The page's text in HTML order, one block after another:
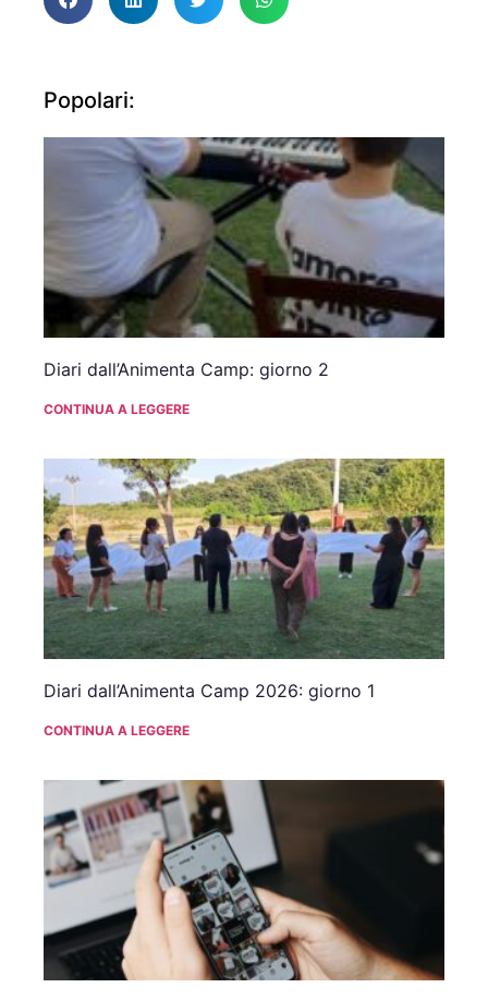
Popolari:
Diari dall’Animenta Camp: giorno 2
CONTINUA A LEGGERE
Diari dall’Animenta Camp 2026: giorno 1
CONTINUA A LEGGERE